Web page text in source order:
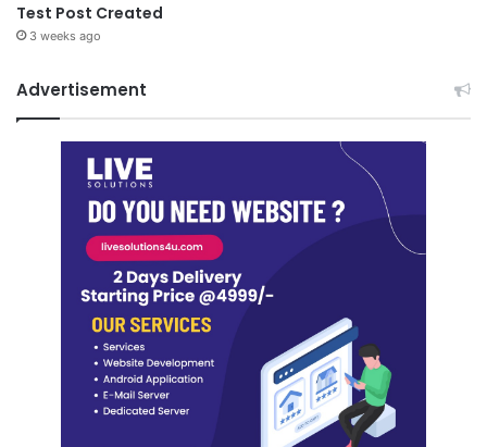
Test Post Created
3 weeks ago
Advertisement